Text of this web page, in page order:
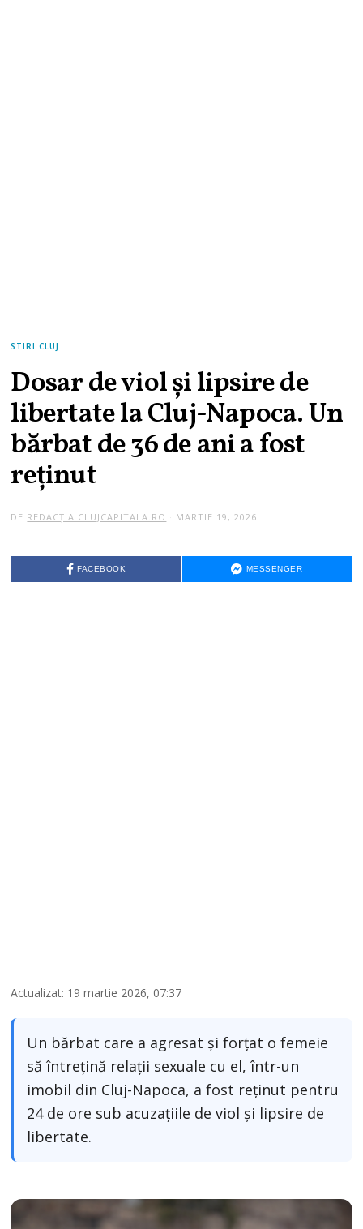
STIRI CLUJ
Dosar de viol și lipsire de
libertate la Cluj-Napoca. Un
bărbat de 36 de ani a fost
reținut
DE REDACȚIA CLUJCAPITALA.RO MARTIE 19, 2026
FACEBOOK MESSENGER
Actualizat: 19 martie 2026, 07:37
Un bărbat care a agresat şi forţat o femeie
să întreţină relaţii sexuale cu el, într-un
imobil din Cluj-Napoca, a fost reţinut pentru
24 de ore sub acuzaţiile de viol şi lipsire de
libertate.